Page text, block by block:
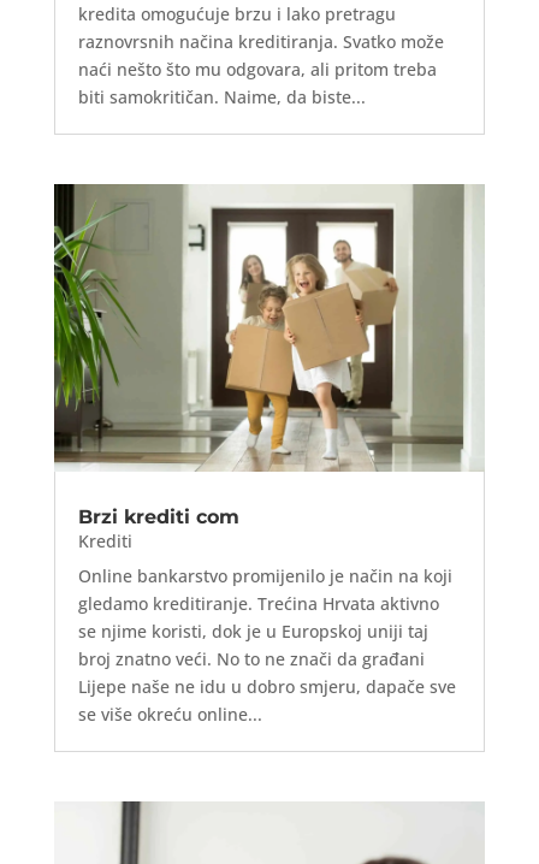
kredita omogućuje brzu i lako pretragu
raznovrsnih načina kreditiranja. Svatko može
naći nešto što mu odgovara, ali pritom treba
biti samokritičan. Naime, da biste...
Brzi krediti com
Krediti
Online bankarstvo promijenilo je način na koji
gledamo kreditiranje. Trećina Hrvata aktivno
se njime koristi, dok je u Europskoj uniji taj
broj znatno veći. No to ne znači da građani
Lijepe naše ne idu u dobro smjeru, dapače sve
se više okreću online...